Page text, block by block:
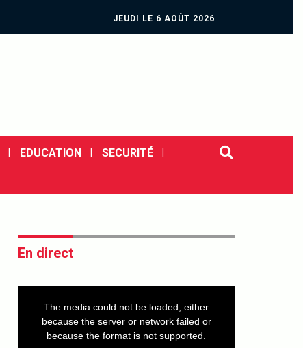
JEUDI LE 6 AOÛT 2026
EDUCATION SECURITÉ
En direct
The media could not be loaded, either
because the server or network failed or
because the format is not supported.